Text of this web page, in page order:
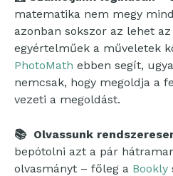
matematika nem megy
azonban sokszor az lehet
egyértelműek a műveletek
PhotoMath ebben segít,
nemcsak, hogy megoldja a
vezeti a megoldást.
📚Olvassunk
bepótolni azt a pár
olvasmányt – főleg a Bookly